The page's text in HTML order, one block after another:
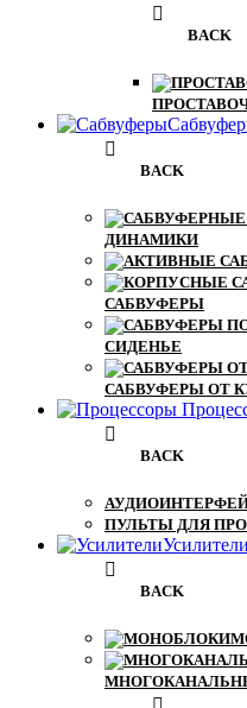
BACK
BACK
ДИНАМИКИ
САБВУФЕРЫ
СИДЕНЬЕ
САБВУФЕРЫ ОТ
BACK
ПУЛЬТЫ ДЛЯ
Усилители
BACK